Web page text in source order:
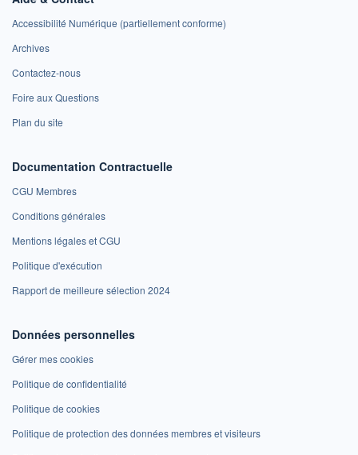
Accessibilité Numérique (partiellement conforme)
Archives
Contactez-nous
Foire aux Questions
Plan du site
Documentation Contractuelle
CGU Membres
Conditions générales
Mentions légales et CGU
Politique d'exécution
Rapport de meilleure sélection 2024
Données personnelles
Gérer mes cookies
Politique de confidentialité
Politique de cookies
Politique de protection des données membres et visiteurs